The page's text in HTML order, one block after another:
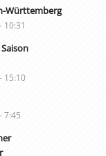
Württemberg
10:31
15:10
7:45